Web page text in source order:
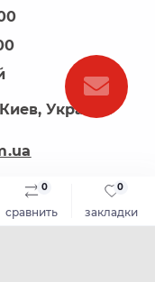
сравнить
0
закладки
0
Украина